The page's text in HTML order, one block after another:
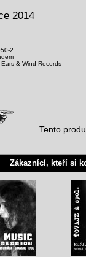
2014
2
& Wind Records
Tento
Zákaznící, kteří si